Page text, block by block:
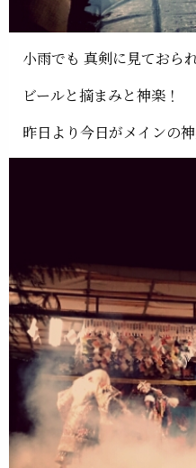
小雨でも 真剣に見ておら
ビールと摘まみと神楽！
昨日より今日がメインの